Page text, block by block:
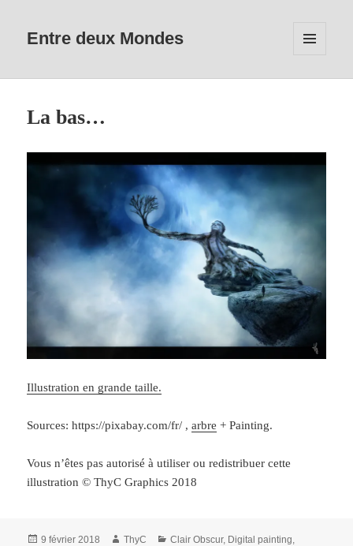
Entre deux Mondes
WIDGETS
La bas…
Illustration en grande taille.
Sources: https://pixabay.com/fr/ ,arbre + Painting.
Vous n’êtes pas autorisé à utiliser ou redistribuer cette
illustration © ThyC Graphics 2018
Publié
9 février 2018 Auteur
ThyC Catégories
Clair Obscur, Digital painting